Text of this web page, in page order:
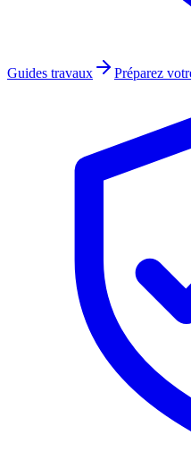
Guides travaux Préparez